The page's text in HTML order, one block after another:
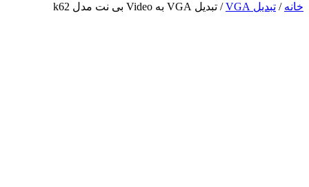
خانه / تبدیل VGA / تبدیل VGA به Video بی نت مدل k62